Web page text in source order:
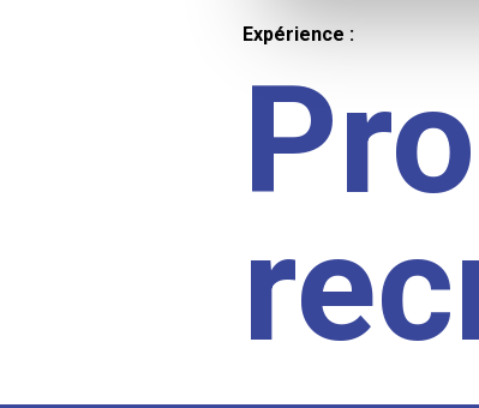
Expérience :